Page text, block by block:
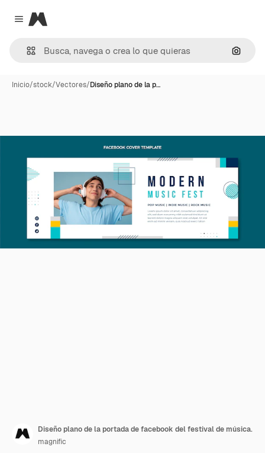
Close menu
Magnific
Inicio/stock/Vectores/Diseño plano de la p…
Diseño plano de la portada de facebook del festival de música.
magnific